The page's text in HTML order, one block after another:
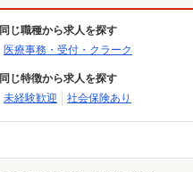
同じ職種から求人を探す
医療事務・受付・クラーク
同じ特徴から求人を探す
未経験歓迎
社会保険あり